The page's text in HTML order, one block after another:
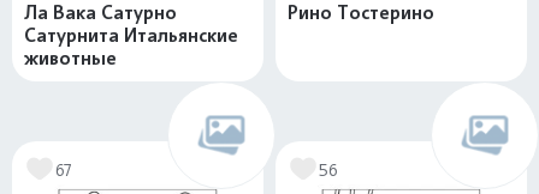
Ла Вака Сатурно
Сатурнита Итальянские
животные
Рино Тостерино
67 56